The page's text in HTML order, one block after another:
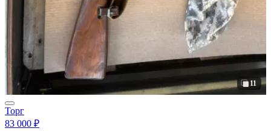
11
Торг
83 000 ₽